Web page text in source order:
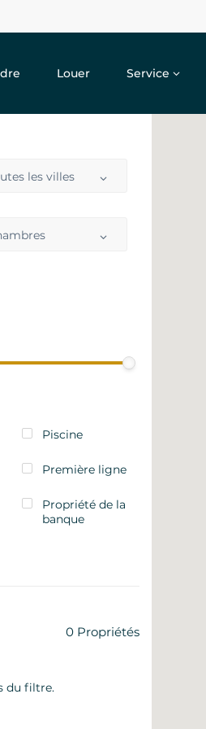
Louer Service
les villes
Piscine
Première ligne
Propriété de la
banque
0 Propriétés
du filtre.